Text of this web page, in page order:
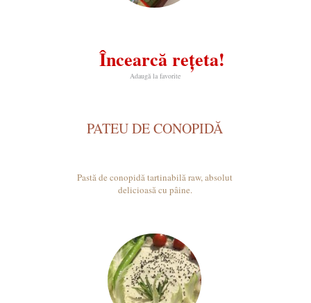
Încearcă rețeta!
Adaugă la favorite
PATEU DE CONOPIDĂ
Pastă de conopidă tartinabilă raw, absolut
delicioasă cu pâine.